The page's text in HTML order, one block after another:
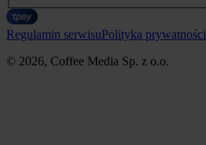
Regulamin serwisuPolityka prywatności
© 2026, Coffee Media Sp. z o.o.